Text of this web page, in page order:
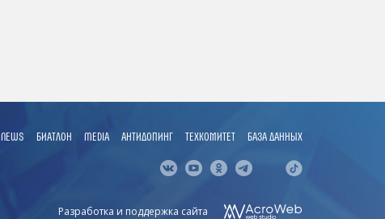
NEWS БИАТЛОН MEDIA АНТИДОПИНГ ТЕХКОМИТЕТ БАЗА ДАННЫХ
Разработка и поддержка сайта